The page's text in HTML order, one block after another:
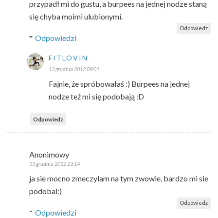
przypadł mi do gustu, a burpees na jednej nodze staną
się chyba moimi ulubionymi.
Odpowiedz
Odpowiedzi
FITLOVIN
13 grudnia 2012 09:01
Fajnie, że spróbowałaś :) Burpees na jednej
nodze też mi się podobają :D
Odpowiedz
Anonimowy
13 grudnia 2012 23:14
ja sie mocno zmeczylam na tym zwowie, bardzo mi sie
podobal:)
Odpowiedz
Odpowiedzi